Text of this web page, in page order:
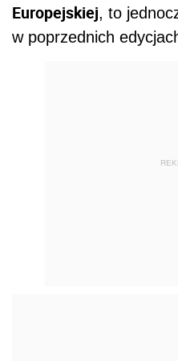
Europejskiej, to
w poprzednich